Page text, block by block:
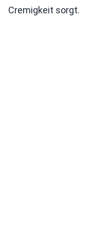
Cremigkeit sorgt.